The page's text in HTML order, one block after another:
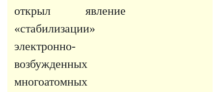
открыл явление
«стабилизации»
электронно-
возбужденных
многоатомных